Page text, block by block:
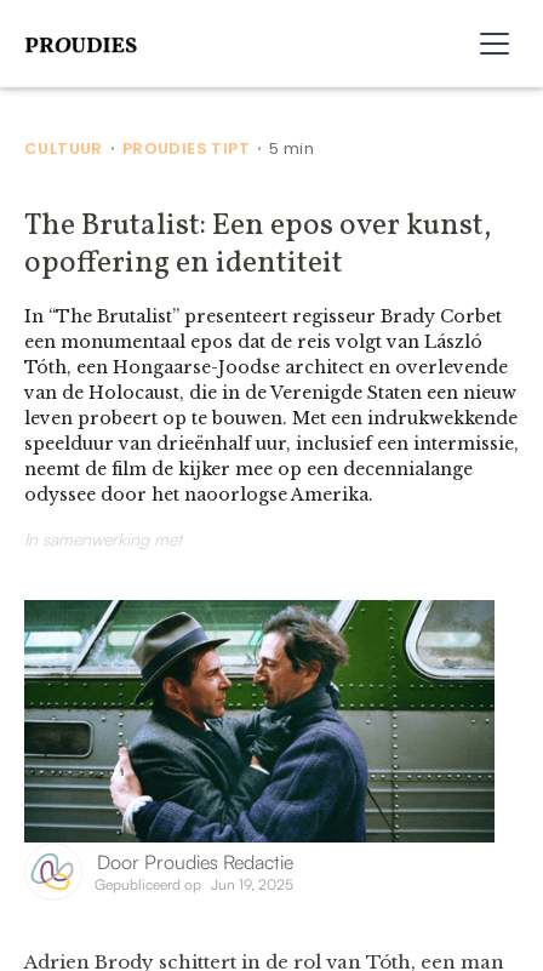
CULTUUR • PROUDIES TIPT •5 min
The Brutalist: Een epos over kunst,
opoffering en identiteit
In “The Brutalist” presenteert regisseur Brady Corbet
een monumentaal epos dat de reis volgt van László
Tóth, een Hongaarse-Joodse architect en overlevende
van de Holocaust, die in de Verenigde Staten een nieuw
leven probeert op te bouwen. Met een indrukwekkende
speelduur van drieënhalf uur, inclusief een intermissie,
neemt de film de kijker mee op een decennialange
odyssee door het naoorlogse Amerika.
In samenwerking met
Door Proudies Redactie
Gepubliceerd op Jun 19, 2025
Adrien Brody schittert in de rol van Tóth, een man